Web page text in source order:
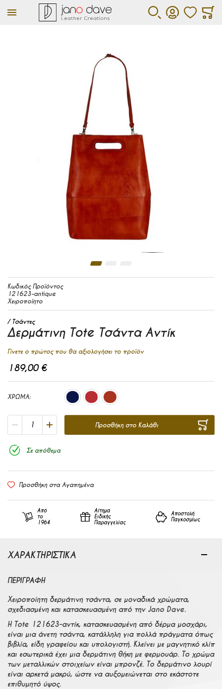
ΑΓΑΠΗΜΕΝΑ
Μετάβαση στην αρχή της συλλογής εικόνων
Κωδικός Προϊόντος
121623-antique
Χειροποίητο
Τσάντες
Δερμάτινη Tote Τσάντα Αντίκ
Γίνετε ο πρώτος που θα αξιολογήσει το προϊόν
189,00 €
ΧΡΩΜΑ
Προσθήκη στο Καλάθι
Σε απόθεμα
Προσθήκη στα Αγαπημένα
Από
το
1964
Αίτημα
Ειδικής
Παραγγελίας
Αποστολή
Παγκοσμίως
ΧΑΡΑΚΤΗΡΙΣΤΙΚΑ
ΠΕΡΙΓΡΑΦΉ
Χειροποίητη δερμάτινη τσάντα, σε μοναδικά χρώματα,
σχεδιασμένη και κατασκευασμένη από την Jano Dave.
Η Τote 121623-αντίκ, κατασκευασμένη από δέρμα μοσχάρι,
είναι μια άνετη τσάντα, κατάλληλη για πολλά πράγματα όπως
βιβλία, είδη γραφείου και υπολογιστή. Κλείνει με μαγνητικό κλίπ
και εσωτερικά έχει μια δερμάτινη θήκη με φερμουάρ. Το χρώμα
των μεταλλικών στοιχείων είναι μπρονζέ. Το δερμάτινο λουρί
είναι αρκετά μακρύ, ώστε να αυξομειώνεται στο εκάστοτε
επιθυμητό ύψος.